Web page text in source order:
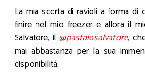
La mia scorta di ravioli a forma di
finire nel mio freezer e allora il
Salvatore, il@pastaiosalvatore,
mai abbastanza per la sua
disponibilità.